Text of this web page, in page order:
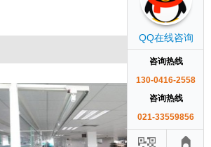
QQ在线咨询
咨询热线
130-0416-2558
咨询热线
021-33559856